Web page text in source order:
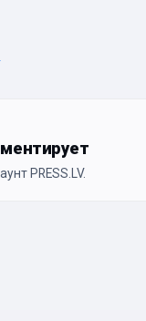
PRESS.LV.